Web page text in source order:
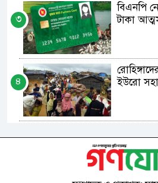
৩
বিএনপি
টাকা
৪
ইউরো
তেড়ে